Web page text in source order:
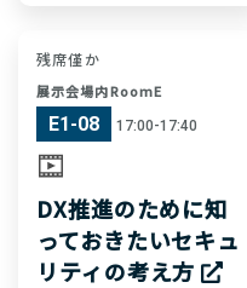
残席僅か
展示会場内RoomE
E1-08 17:00-17:40
DX推進のために知
っておきたいセキュ
リティの考え方